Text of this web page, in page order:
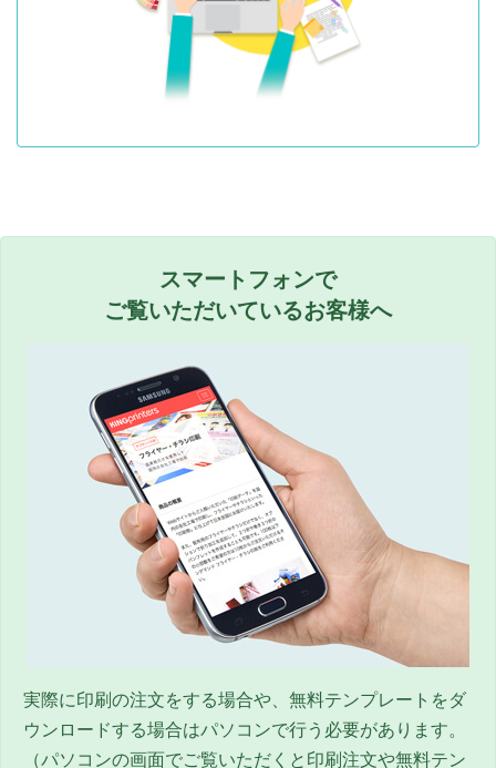
スマートフォンで
ご覧いただいているお客様へ
実際に印刷の注文をする場合や、無料テンプレートをダ
ウンロードする場合はパソコンで行う必要があります。
（パソコンの画面でご覧いただくと印刷注文や無料テン